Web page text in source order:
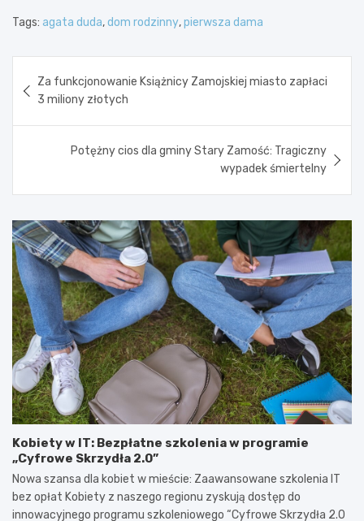
Tags: agata duda,dom rodzinny,pierwsza dama
wpisu
Za funkcjonowanie Książnicy Zamojskiej miasto zapłaci
3 miliony złotych
Potężny cios dla gminy Stary Zamość: Tragiczny
wypadek śmiertelny
Kobiety w IT: Bezpłatne szkolenia w programie
„Cyfrowe Skrzydła 2.0”
Nowa szansa dla kobiet w mieście: Zaawansowane szkolenia IT
bez opłat Kobiety z naszego regionu zyskują dostęp do
innowacyjnego programu szkoleniowego “Cyfrowe Skrzydła 2.0